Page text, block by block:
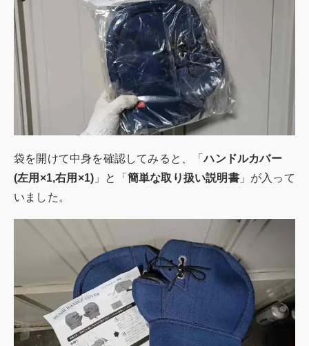
袋を開けて中身を確認してみると、「ハンドルカバー
(左用×1,右用×1) 」と「 簡単な取り扱い説明書」が入って
いました。